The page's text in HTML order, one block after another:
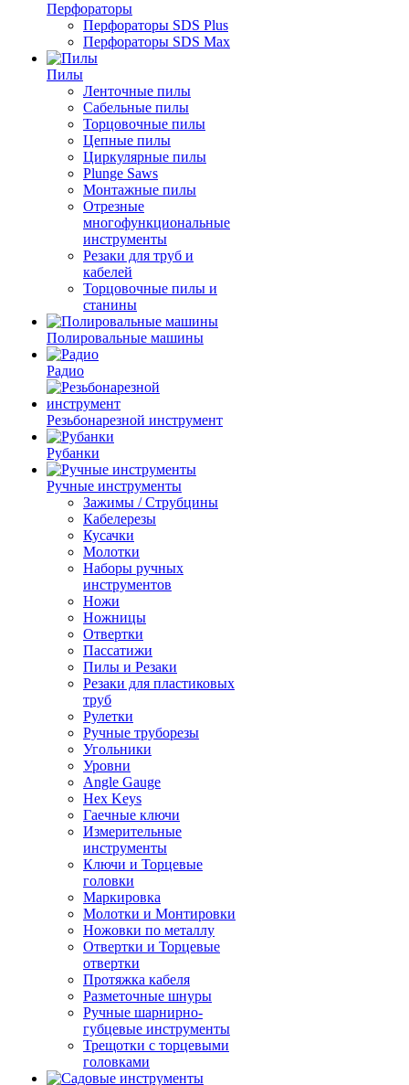
Перфораторы
Перфораторы SDS Plus
Перфораторы SDS Max
Пилы
Ленточные пилы
Сабельные пилы
Торцовочные пилы
Цепные пилы
Циркулярные пилы
Plunge Saws
Монтажные пилы
Отрезные
многофункциональные
инструменты
Резаки для труб и
кабелей
Торцовочные пилы и
станины
Полировальные машины
Радио
Резьбонарезной инструмент
Рубанки
Ручные инструменты
Зажимы / Струбцины
Кабелерезы
Кусачки
Молотки
Наборы ручных
инструментов
Ножи
Ножницы
Отвертки
Пассатижи
Пилы и Резаки
Резаки для пластиковых
труб
Рулетки
Ручные труборезы
Угольники
Уровни
Angle Gauge
Hex Keys
Гаечные ключи
Измерительные
инструменты
Ключи и Торцевые
головки
Маркировка
Молотки и Монтировки
Ножовки по металлу
Отвертки и Торцевые
отвертки
Протяжка кабеля
Разметочные шнуры
Ручные шарнирно-
губцевые инструменты
Трещотки с торцевыми
головками